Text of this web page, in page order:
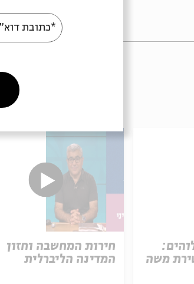
חירות המחשבה וחזון
המדינה הליברלית
משה
*כתובת